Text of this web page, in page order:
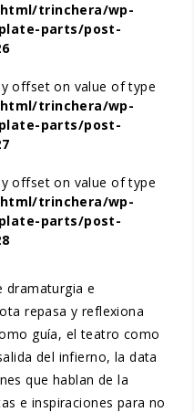
trinchera/wp-
parts/post-
offset on value of type
trinchera/wp-
parts/post-
offset on value of type
trinchera/wp-
parts/post-
dramaturgia e
repasa y reflexiona
guía, el teatro como
del infierno, la data
que hablan de la
e inspiraciones para no